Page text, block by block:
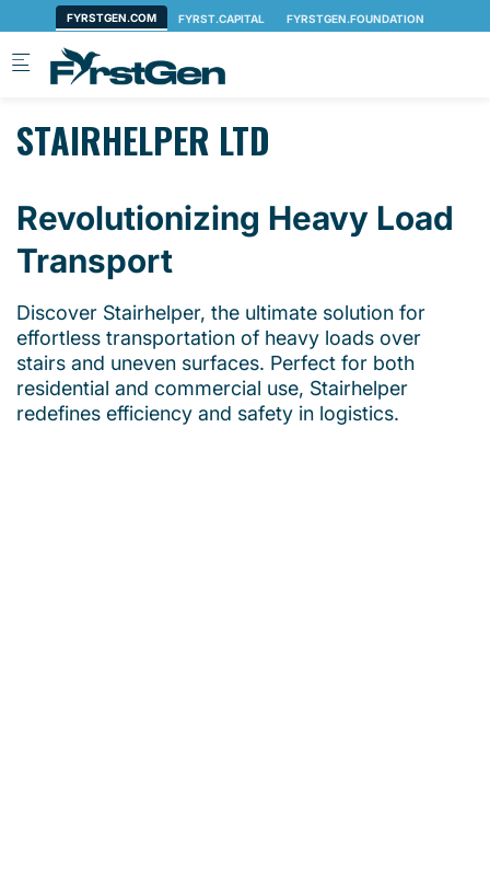
Skip to main content
STAIRHELPER LTD
Revolutionizing Heavy Load
Transport
Discover Stairhelper, the ultimate solution for
effortless transportation of heavy loads over
stairs and uneven surfaces. Perfect for both
residential and commercial use, Stairhelper
redefines efficiency and safety in logistics.